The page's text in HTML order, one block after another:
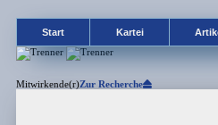
Start Kartei
Mitwirkende(r)Zur Recherche